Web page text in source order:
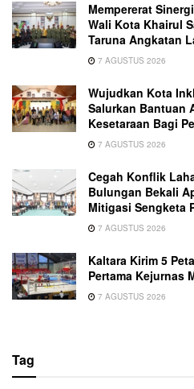
Mempererat
Wali Kota Khairul
Taruna Angkatan
7 AGUSTUS 2026
Wujudkan Kota
Salurkan Bantuan
Kesetaraan Bagi
7 AGUSTUS 2026
Cegah Konflik
Bulungan Bekali
Mitigasi Sengketa
7 AGUSTUS 2026
Kaltara Kirim 5
Pertama Kejurnas
7 AGUSTUS 2026
Tag